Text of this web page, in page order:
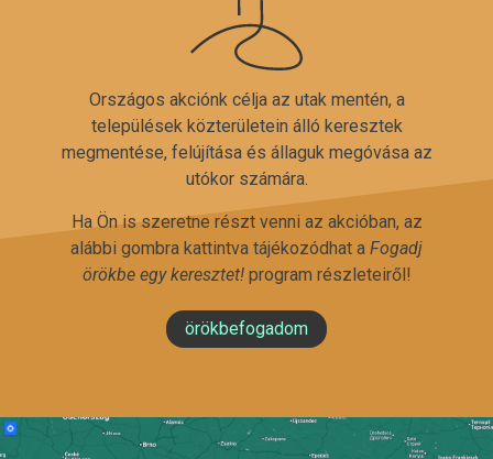
Országos akciónk célja az utak mentén, a
települések közterületein álló keresztek
megmentése, felújítása és állaguk megóvása az
utókor számára.
Ha Ön is szeretne részt venni az akcióban, az
alábbi gombra kattintva tájékozódhat a Fogadj
örökbe egy keresztet!program részleteiről!
örökbefogadom